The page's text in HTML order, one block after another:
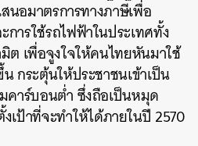
นอมาตรการทางภาษีเพื่อ
ารใช้รถไฟฟ้าในประเทศทั้ง
เพื่อจูงใจให้คนไทยหันมาใช้
กระตุ้นให้ประชาชนเข้าเป็น
คาร์บอนต่ำ ซึ่งถือเป็นหมุด
าที่จะทำให้ได้ภายในปี 2570